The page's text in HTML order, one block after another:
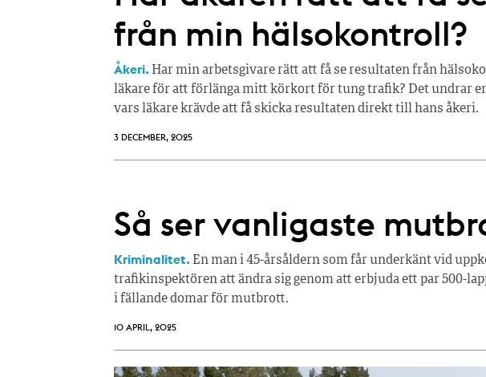
från min hälsokontroll?
Åkeri. Har min arbetsgivare rätt att få se resultaten från
läkare för att förlänga mitt körkort för tung trafik? Det undrar
vars läkare krävde att få skicka resultaten direkt till hans åkeri.
3 DECEMBER, 2025
Så ser vanligaste
Kriminalitet. En man i 45-årsåldern som får underkänt vid
trafikinspektören att ändra sig genom att erbjuda ett par 500-
i fällande domar för mutbrott.
10 APRIL, 2025